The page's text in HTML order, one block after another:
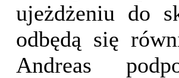
ujeżdżeniu do
odbędą się
Andreas